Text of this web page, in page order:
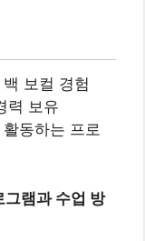
보컬 경험
력 보유
동하는 프로
그램과 수업 방